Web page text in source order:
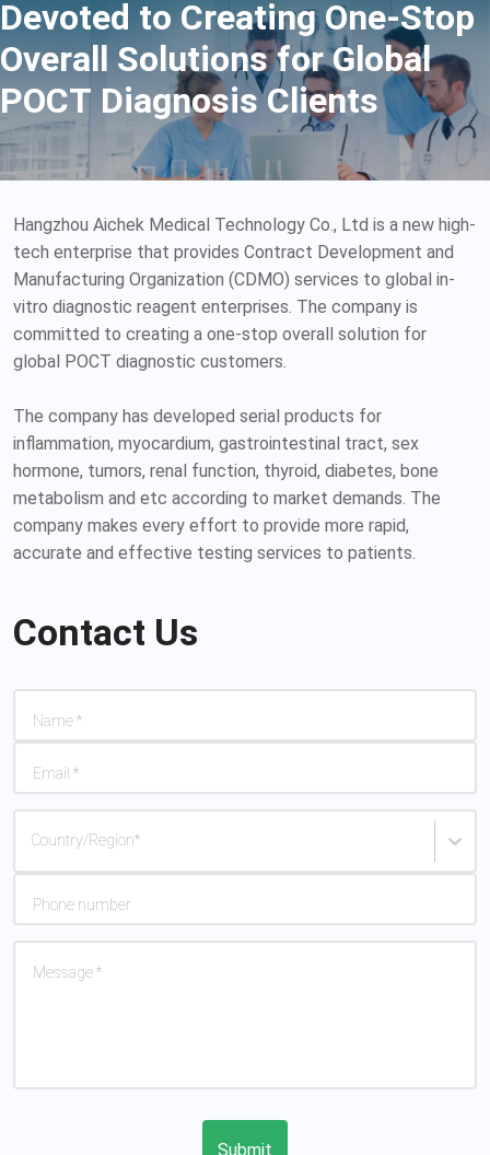
Devoted to Creating One-Stop
Overall Solutions for Global
POCT Diagnosis Clients
Hangzhou Aichek Medical Technology Co., Ltd is a new high-
tech enterprise that provides Contract Development and
Manufacturing Organization (CDMO) services to global in-
vitro diagnostic reagent enterprises. The company is
committed to creating a one-stop overall solution for
global POCT diagnostic customers.
The company has developed serial products for
inflammation, myocardium, gastrointestinal tract, sex
hormone, tumors, renal function, thyroid, diabetes, bone
metabolism and etc according to market demands. The
company makes every effort to provide more rapid,
accurate and effective testing services to patients.
Contact Us
Name*
Email *
Country/Region*
Phone number
Message*
Submit